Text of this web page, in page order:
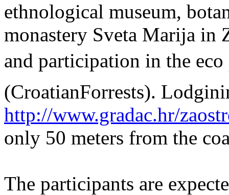
ethnological museum,
monastery Sveta Marija in
and participation in the eco
(CroatianForrests).
http://www.gradac.hr/
only 50 meters from the
The participants are